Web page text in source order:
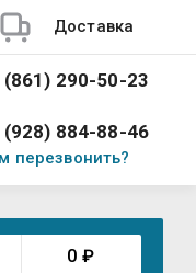
Доставка
(861) 290-50-23
(928) 884-88-46
перезвонить?
0 ₽